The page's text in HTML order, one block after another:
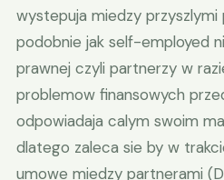
wystepuja miedzy
podobnie jak self-employed
prawnej czyli partnerzy w
problemow finansowych
odpowiadaja calym swoim
dlatego zaleca sie by w
umowe miedzy partnerami